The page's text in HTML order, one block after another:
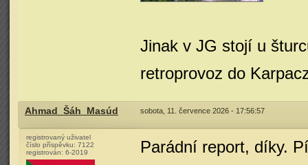
Jinak v JG stojí u
retroprovoz do
Ahmad_Šáh_Masúd sobota, 11. července 2026 - 17:56:57
registrovaný uživatel
číslo příspěvku: 7122
registrován: 6-2019
Parádní report, díky.